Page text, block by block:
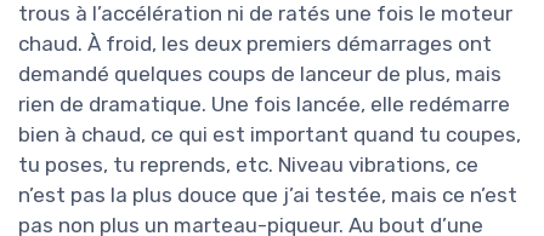
trous à l’accélération ni de ratés une fois le moteur
chaud. À froid, les deux premiers démarrages ont
demandé quelques coups de lanceur de plus, mais
rien de dramatique. Une fois lancée, elle redémarre
bien à chaud, ce qui est important quand tu coupes,
tu poses, tu reprends, etc. Niveau vibrations, ce
n’est pas la plus douce que j’ai testée, mais ce n’est
pas non plus un marteau-piqueur. Au bout d’une